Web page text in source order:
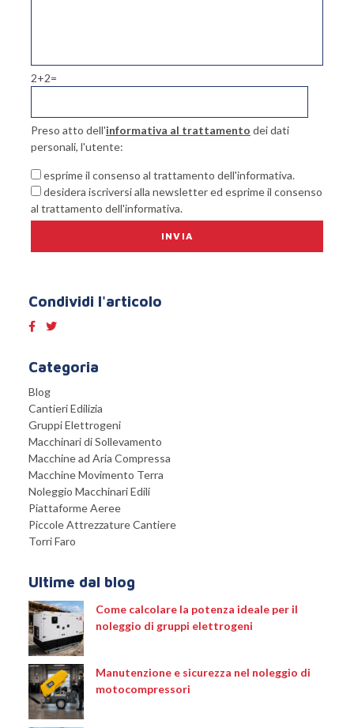
2+2=
Preso atto dell'informativa al trattamento dei dati
personali, l'utente:
esprime il consenso al trattamento dell'informativa.
desidera iscriversi alla newsletter ed esprime il consenso
al trattamento dell'informativa.
Condividi l'articolo
Categoria
Blog
Cantieri Edilizia
Gruppi Elettrogeni
Macchinari di Sollevamento
Macchine ad Aria Compressa
Macchine Movimento Terra
Noleggio Macchinari Edili
Piattaforme Aeree
Piccole Attrezzature Cantiere
Torri Faro
Ultime dal blog
Come calcolare la potenza ideale per il
noleggio di gruppi elettrogeni
Manutenzione e sicurezza nel noleggio di
motocompressori